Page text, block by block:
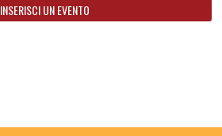
INSERISCI UN EVENTO